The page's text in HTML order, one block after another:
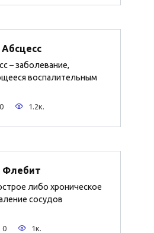
Абсцесс
– заболевание,
воспалительным
0 1.2к.
Флебит
либо хроническое
сосудов
0 1к.